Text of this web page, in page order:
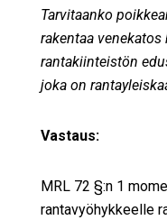
Tarvitaanko
rakentaa
rantakiinteistön
joka on
Vastaus:
MRL 72 §:n 1
rantavyöhykkeelle